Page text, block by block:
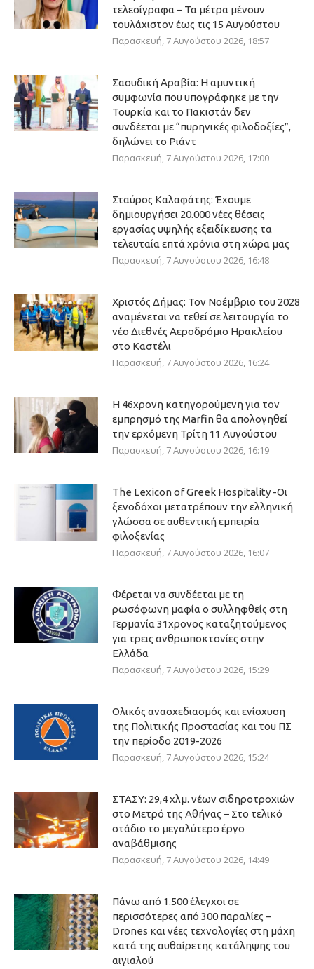
τελεσίγραφα – Τα μέτρα μένουν
τουλάχιστον έως τις 15 Αυγούστου
Παρασκευή, 7 Αυγούστου 2026, 18:57
Σαουδική Αραβία: Η αμυντική
συμφωνία που υπογράφηκε με την
Τουρκία και το Πακιστάν δεν
συνδέεται με “πυρηνικές φιλοδοξίες”,
δηλώνει το Ριάντ
Παρασκευή, 7 Αυγούστου 2026, 17:00
Σταύρος Καλαφάτης: Έχουμε
δημιουργήσει 20.000 νέες θέσεις
εργασίας υψηλής εξειδίκευσης τα
τελευταία επτά χρόνια στη χώρα μας
Παρασκευή, 7 Αυγούστου 2026, 16:48
Χριστός Δήμας: Τον Νοέμβριο του 2028
αναμένεται να τεθεί σε λειτουργία το
νέο Διεθνές Αεροδρόμιο Ηρακλείου
στο Καστέλι
Παρασκευή, 7 Αυγούστου 2026, 16:24
Η 46χρονη κατηγορούμενη για τον
εμπρησμό της Marfin θα απολογηθεί
την ερχόμενη Τρίτη 11 Αυγούστου
Παρασκευή, 7 Αυγούστου 2026, 16:19
The Lexicon of Greek Hospitality -Οι
ξενοδόχοι μετατρέπουν την ελληνική
γλώσσα σε αυθεντική εμπειρία
φιλοξενίας
Παρασκευή, 7 Αυγούστου 2026, 16:07
Φέρεται να συνδέεται με τη
ρωσόφωνη μαφία ο συλληφθείς στη
Γερμανία 31χρονος καταζητούμενος
για τρεις ανθρωποκτονίες στην
Ελλάδα
Παρασκευή, 7 Αυγούστου 2026, 15:29
Ολικός ανασχεδιασμός και ενίσχυση
της Πολιτικής Προστασίας και του ΠΣ
την περίοδο 2019-2026
Παρασκευή, 7 Αυγούστου 2026, 15:24
ΣΤΑΣΥ: 29,4 χλμ. νέων σιδηροτροχιών
στο Μετρό της Αθήνας – Στο τελικό
στάδιο το μεγαλύτερο έργο
αναβάθμισης
Παρασκευή, 7 Αυγούστου 2026, 14:49
Πάνω από 1.500 έλεγχοι σε
περισσότερες από 300 παραλίες –
Drones και νέες τεχνολογίες στη μάχη
κατά της αυθαίρετης κατάληψης του
αιγιαλού